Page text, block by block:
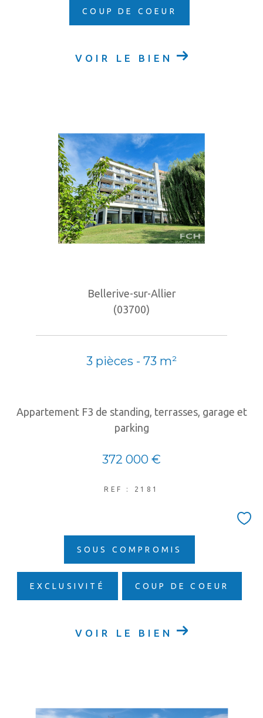
COUP DE COEUR
VOIR LE BIEN
Bellerive-sur-Allier
(03700)
3 pièces - 73 m²
Appartement F3 de standing, terrasses, garage et
parking
372 000 €
REF : 2181
SOUS COMPROMIS
EXCLUSIVITÉ COUP DE COEUR
VOIR LE BIEN